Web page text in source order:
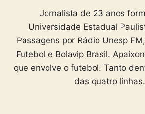
Jornalista de 23 anos
Universidade Estadual
Passagens por Rádio Unesp
Futebol e Bolavip Brasil.
que envolve o futebol. Tanto
das quatro linhas.